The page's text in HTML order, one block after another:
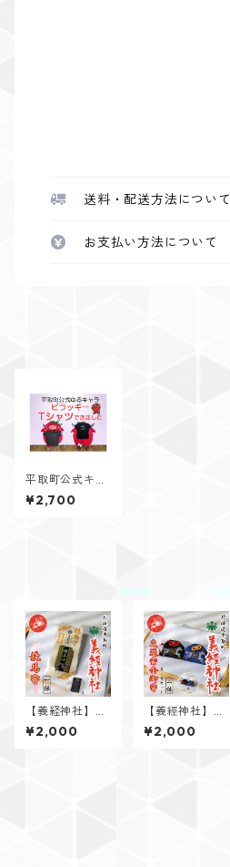
送料・配送方法について
お支払い方法について
平取町公式キャ
ラクター「ビラ
ッキーＴシャ
¥2,700
【義経神社】競
馬守
¥2,000
【義經神社】交
通安全御守（吸
盤式セット）
¥2,000